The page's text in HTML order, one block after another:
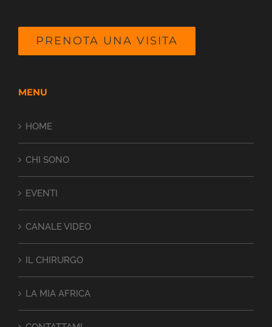
PRENOTA UNA VISITA
MENU
HOME
CHI SONO
EVENTI
CANALE VIDEO
IL CHIRURGO
LA MIA AFRICA